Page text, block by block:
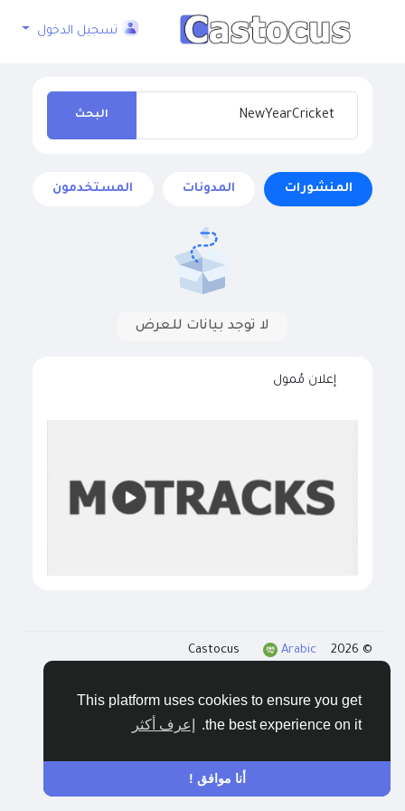
This platform uses cookies to ensure you get
the best experience on it.
إعرف أكثر
أنا موافق !
تسجيل الدخول
البحث
المنشورات المدونات المستخدمون
لا توجد بيانات للعرض
إعلان مُمول
© 2026 Castocus
Arabic